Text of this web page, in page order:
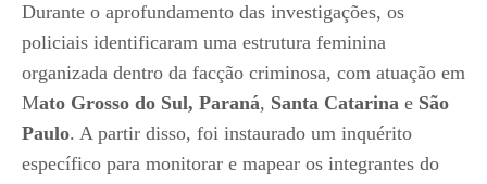
Durante o aprofundamento das investigações, os
policiais identificaram uma estrutura feminina
organizada dentro da facção criminosa, com atuação em
Mato Grosso do Sul, Paraná, Santa Catarina e São
Paulo. A partir disso, foi instaurado um inquérito
específico para monitorar e mapear os integrantes do